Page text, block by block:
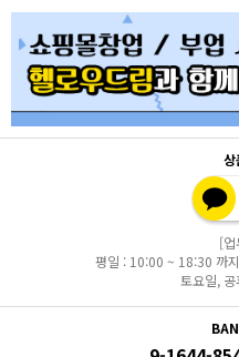
상
[업
평일 : 10:00 ~ 18:30 까
토요일,